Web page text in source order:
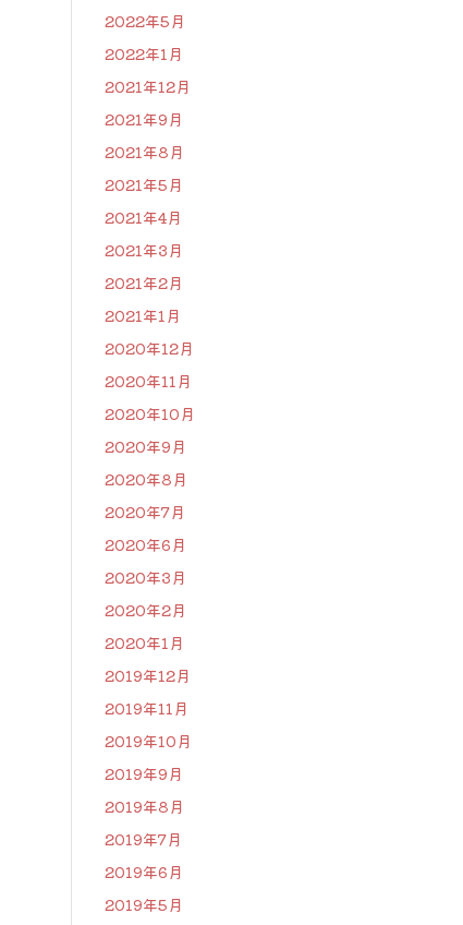
2022年5月
2022年1月
2021年12月
2021年9月
2021年8月
2021年5月
2021年4月
2021年3月
2021年2月
2021年1月
2020年12月
2020年11月
2020年10月
2020年9月
2020年8月
2020年7月
2020年6月
2020年3月
2020年2月
2020年1月
2019年12月
2019年11月
2019年10月
2019年9月
2019年8月
2019年7月
2019年6月
2019年5月